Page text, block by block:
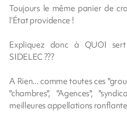
Toujours le même panier de
l’État providence !
Expliquez donc à QUOI
SIDELEC ???
A Rien... comme toutes ces
"chambres", "Agences",
meilleures appellations